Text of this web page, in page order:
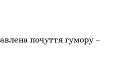
почуття гумору –